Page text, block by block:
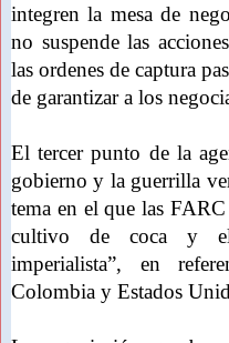
integren la mesa de
no suspende las
las ordenes de captura
de garantizar a los
El tercer punto de la
gobierno y la guerrilla
tema en el que las
cultivo de coca y el
imperialista”, en
Colombia y Estados